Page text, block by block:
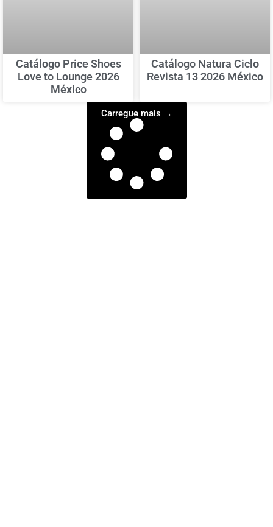
Catálogo Price Shoes
Love to Lounge 2026
México
Catálogo Natura Ciclo
Revista 13 2026 México
Carregue mais →